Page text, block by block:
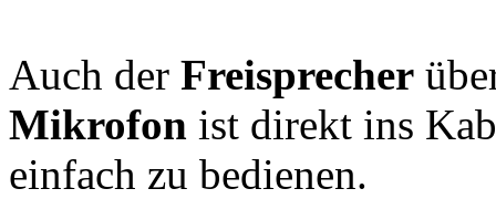
Auch der Freisprecher
Mikrofon ist direkt ins
einfach zu bedienen.